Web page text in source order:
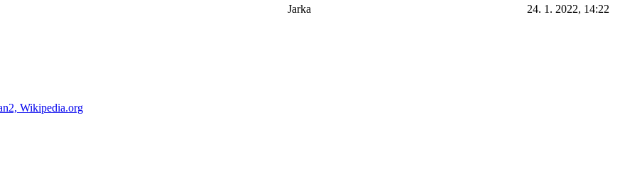
Jarka 24. 1. 2022, 14:22